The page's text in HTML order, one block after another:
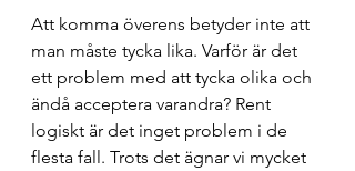
Att komma överens betyder inte att
man måste tycka lika. Varför är det
ett problem med att tycka olika och
ändå acceptera varandra? Rent
logiskt är det inget problem i de
flesta fall. Trots det ägnar vi mycket